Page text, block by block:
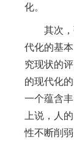
化。
其次
代化的基
究现状的
的现代化
一个蕴含
上说，人
性不断削